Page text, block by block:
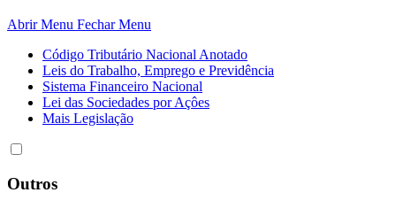
Abrir Menu Fechar Menu
Código Tributário Nacional Anotado
Leis do Trabalho, Emprego e Previdência
Sistema Financeiro Nacional
Lei das Sociedades por Açôes
Mais Legislação
Outros